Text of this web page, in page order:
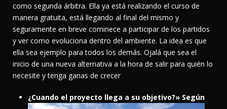
como segunda árbitra. Ella ya está realizando el curso de
manera gratuita, está llegando al final del mismo y
seguramente en breve cominece a participar de los partidos
y ver como evoluciona dentro del ambiente. La idea es que
ella sea ejemplo para todos los demás. Ojalá que sea el
inicio de una nueva alternativa a la hora de salir para quién lo
necesite y tenga ganas de crecer
¿Cuando el proyecto llega a su objetivo?» Según